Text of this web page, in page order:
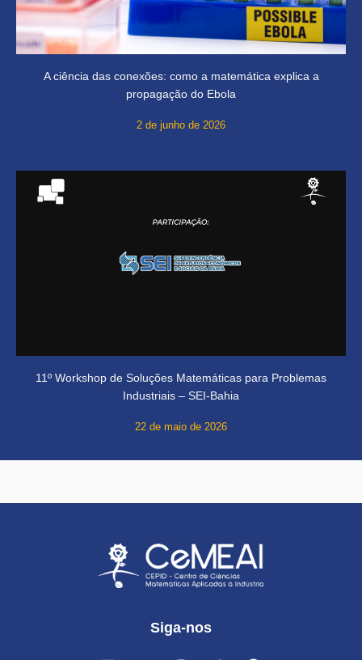
A ciência das conexões: como a matemática explica a
propagação do Ebola
2 de junho de 2026
11º Workshop de Soluções Matemáticas para Problemas
Industriais – SEI-Bahia
22 de maio de 2026
Siga-nos